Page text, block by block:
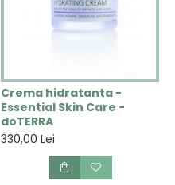
Crema hidratanta -
Essential Skin Care -
doTERRA
330,00 Lei